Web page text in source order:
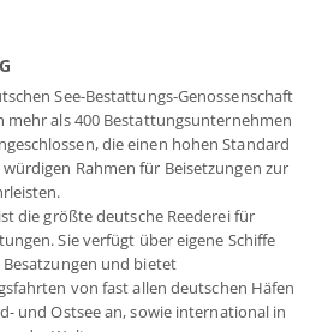
See-Bestattungs-Genossenschaft
mehr als 400 Bestattungsunternehmen
die einen hohen Standard
Rahmen für Beisetzungen zur
die größte deutsche Reederei für
Sie verfügt über eigene Schiffe
und bietet
von fast allen deutschen Häfen
und Ostsee an, sowie international in